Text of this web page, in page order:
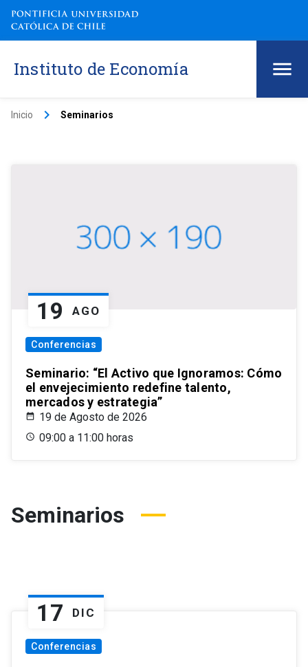
Instituto de Economía
Inicio keyboard_arrow_right Seminarios
19 AGO
Conferencias
Seminario: “El Activo que Ignoramos: Cómo
el envejecimiento redefine talento,
mercados y estrategia”
19 de Agosto de 2026
09:00 a 11:00 horas
Seminarios
17 DIC
Conferencias